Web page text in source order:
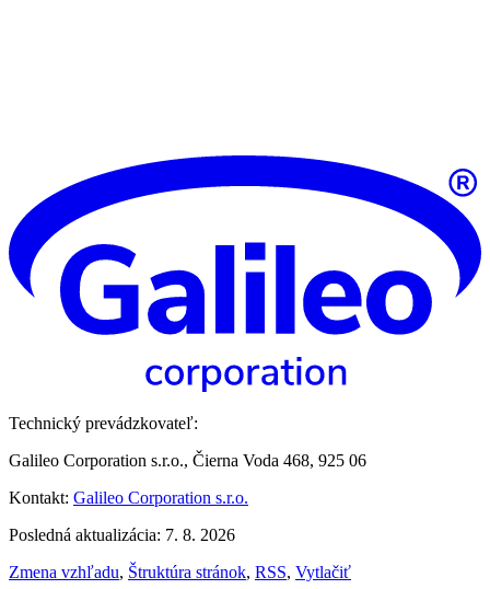
Technický prevádzkovateľ:
Galileo Corporation s.r.o., Čierna Voda 468, 925 06
Kontakt: Galileo Corporation s.r.o.
Posledná aktualizácia: 7. 8. 2026
Zmena vzhľadu, Štruktúra stránok, RSS, Vytlačiť